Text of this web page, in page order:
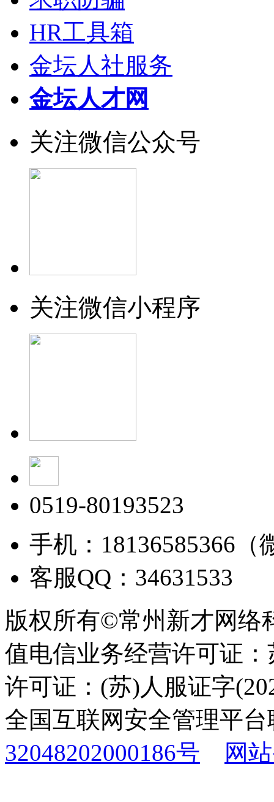
HR工具箱
金坛人社服务
金坛人才网
关注微信公众号
关注微信小程序
0519-80193523
手机：18136585366（
客服QQ：34631533
版权所有©常州新才网络
值电信业务经营许可证
许可证：(苏)人服证字
全国互联网安全管理平
32048202000186号
网